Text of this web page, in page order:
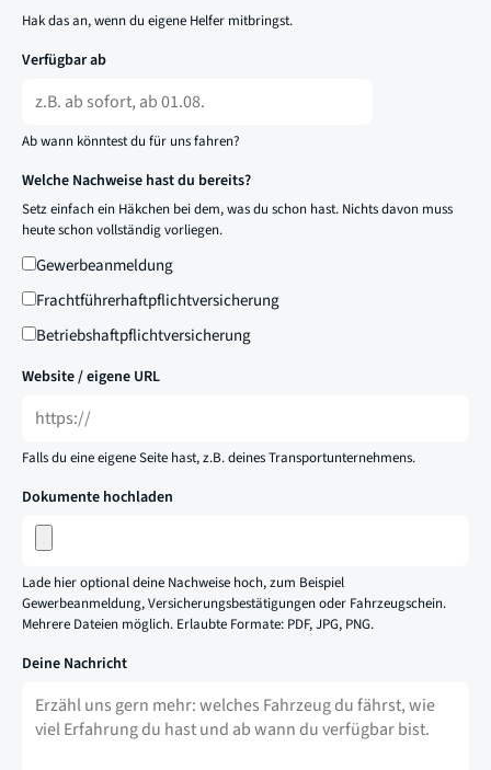
Hak das an, wenn du eigene Helfer mitbringst.
Verfügbar ab
Ab wann könntest du für uns fahren?
Welche Nachweise hast du bereits?
Setz einfach ein Häkchen bei dem, was du schon hast. Nichts davon muss
heute schon vollständig vorliegen.
Gewerbeanmeldung
Frachtführerhaftpflichtversicherung
Betriebshaftpflichtversicherung
Website / eigene URL
Falls du eine eigene Seite hast, z.B. deines Transportunternehmens.
Dokumente hochladen
Lade hier optional deine Nachweise hoch, zum Beispiel
Gewerbeanmeldung, Versicherungsbestätigungen oder Fahrzeugschein.
Mehrere Dateien möglich. Erlaubte Formate: PDF, JPG, PNG.
Deine Nachricht